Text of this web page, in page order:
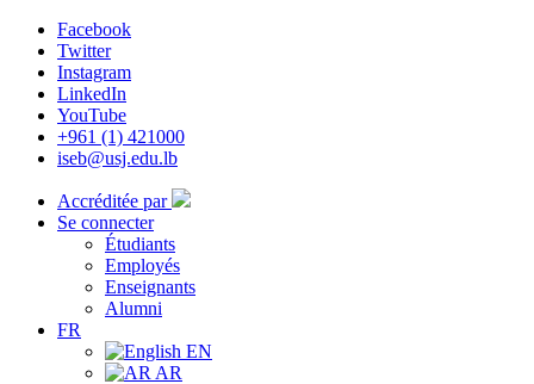
Facebook
Twitter
Instagram
LinkedIn
YouTube
+961 (1) 421000
iseb@usj.edu.lb
Accréditée par
Se connecter
Étudiants
Employés
Enseignants
Alumni
FR
EN
AR